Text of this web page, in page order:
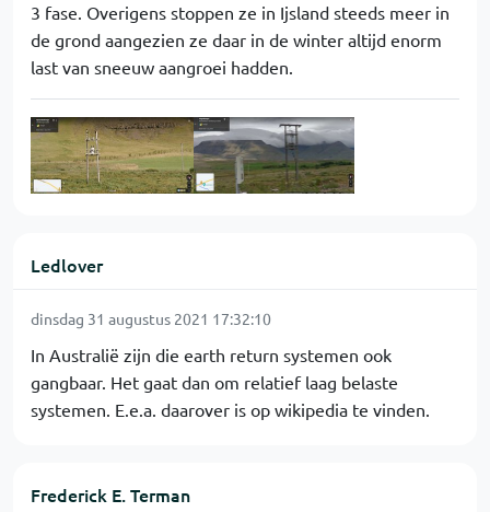
3 fase. Overigens stoppen ze in Ijsland steeds meer in
de grond aangezien ze daar in de winter altijd enorm
last van sneeuw aangroei hadden.
Ledlover
dinsdag 31 augustus 2021 17:32:10
In Australië zijn die earth return systemen ook
gangbaar. Het gaat dan om relatief laag belaste
systemen. E.e.a. daarover is op wikipedia te vinden.
Frederick E. Terman